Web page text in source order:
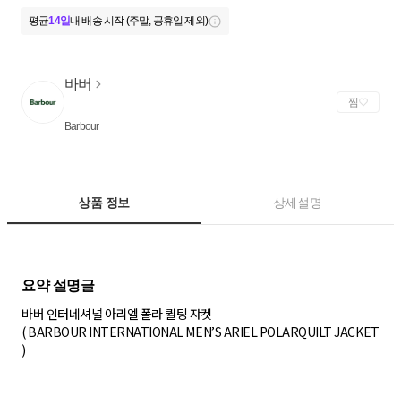
평균14일내 배송 시작 (주말, 공휴일 제외)
바버
Barbour
찜
상품 정보 상세설명
요약 설명글
바버 인터네셔널 아리엘 폴라 퀼팅 쟈켓
( BARBOUR INTERNATIONAL MEN’S ARIEL POLARQUILT JACKET
)